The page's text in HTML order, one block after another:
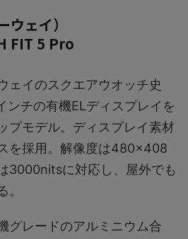
ェイ）
FIT 5 Pro
ェイのスクエアウオッチ史
ンチの有機ELディスプレイを
プモデル。ディスプレイ素材
を採用。解像度は480×408
3000nitsに対応し、屋外でも
グレードのアルミニウム合